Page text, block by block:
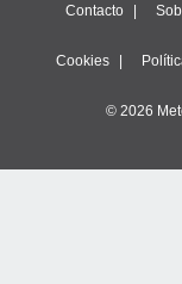
Contacto
Cookies
© 2026